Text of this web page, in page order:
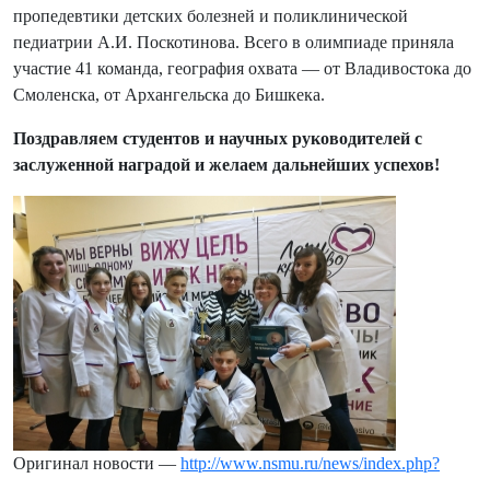
пропедевтики детских болезней и поликлинической
педиатрии А.И. Поскотинова. Всего в олимпиаде приняла
участие 41 команда, география охвата — от Владивостока до
Смоленска, от Архангельска до Бишкека.
Поздравляем студентов и научных руководителей с
заслуженной наградой и желаем дальнейших успехов!
Оригинал новости — http://www.nsmu.ru/news/index.php?